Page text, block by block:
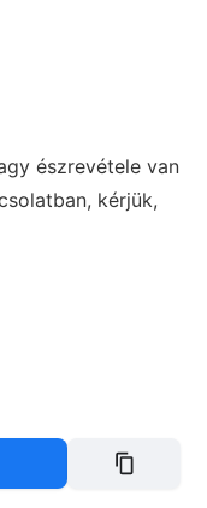
észrevétele van
kérjük,